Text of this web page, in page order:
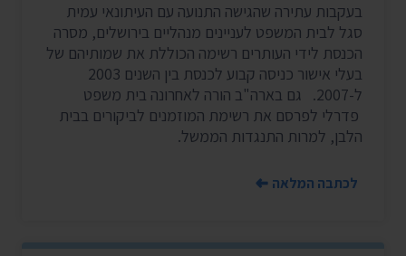
בעקבות עתירה שהגישה התנועה עם העיתונאי עמית
סגל לבית המשפט לעניינים מנהליים בירושלים, מסרה
הכנסת לידי העותרים רשימה הכוללת את שמותיהם של
בעלי אישור כניסה קבוע לכנסת בין השנים 2003
ל-2007. גם בארה"ב הורה לאחרונה בית משפט
פדרלי לפרסם את רשימת המוזמנים לביקורים בבית
הלבן, למרות התנגדות הממשל.
לכתבה המלאה